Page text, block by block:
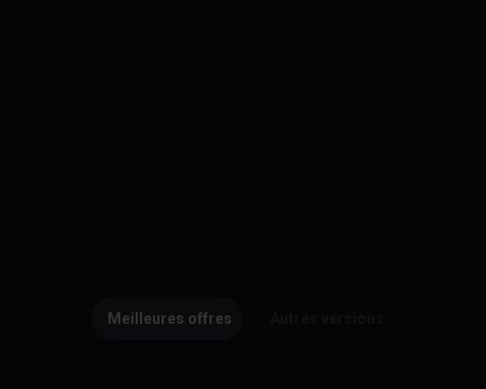
Meilleures offres